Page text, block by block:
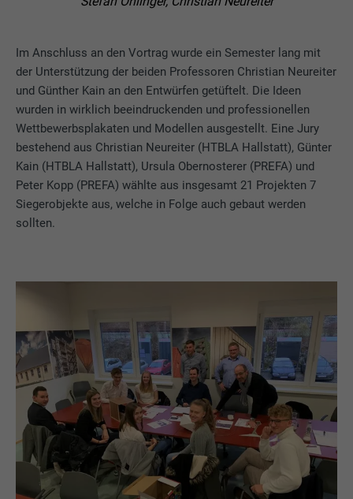
Im Anschluss an den Vortrag wurde ein Semester lang mit
der Unterstützung der beiden Professoren Christian Neureiter
und Günther Kain an den Entwürfen getüftelt. Die Ideen
wurden in wirklich beeindruckenden und professionellen
Wettbewerbsplakaten und Modellen ausgestellt. Eine Jury
bestehend aus Christian Neureiter (HTBLA Hallstatt), Günter
Kain (HTBLA Hallstatt), Ursula Obernosterer (PREFA) und
Peter Kopp (PREFA) wählte aus insgesamt 21 Projekten 7
Siegerobjekte aus, welche in Folge auch gebaut werden
sollten.